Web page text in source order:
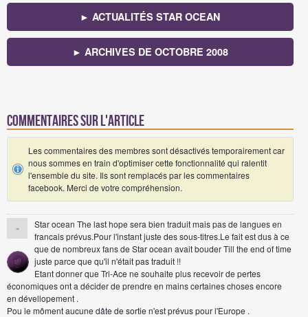
► ACTUALITÉS STAR OCEAN
► ARCHIVES DE OCTOBRE 2008
Commentaires sur l'article
Les commentaires des membres sont désactivés temporairement car
nous sommes en train d'optimiser cette fonctionnalité qui ralentit
l'ensemble du site. Ils sont remplacés par les commentaires
facebook. Merci de votre compréhension.
-
Star ocean The last hope sera bien traduit mais pas de langues en
francais prévus.Pour l'instant juste des sous-titres.Le fait est dus à ce
que de nombreux fans de Star ocean avait bouder Till the end of time
juste parce que qu'il n'était pas traduit !!
Etant donner que Tri-Ace ne souhaite plus recevoir de pertes
économiques ont a décider de prendre en mains certaines choses encore
en dévellopement .
Pou le môment aucune dâte de sortie n'est prévus pour l'Europe .